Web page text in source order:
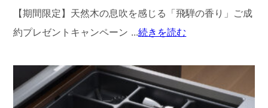
【期間限定】天然木の息吹を感じる「飛騨の香り」ご成
約プレゼントキャンペーン ...続きを読む